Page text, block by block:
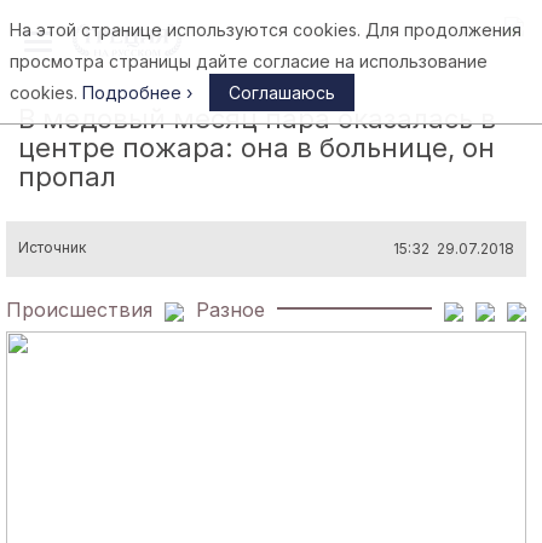
Афины
В медовый месяц пара оказалась в
центре пожара: она в больнице, он
пропал
Источник 15:32 29.07.2018
Происшествия Разное
На этой странице используются cookies. Для продолжения
просмотра страницы дайте согласие на использование
cookies. Подробнее › Соглашаюсь